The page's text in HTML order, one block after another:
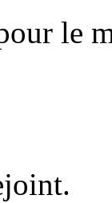
le